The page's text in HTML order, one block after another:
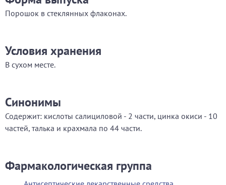
Порошок в стеклянных флаконах.
Условия хранения
В сухом месте.
Синонимы
Содержит: кислоты салициловой - 2 части, цинка окиси - 10
частей, талька и крахмала по 44 части.
Фармакологическая группа